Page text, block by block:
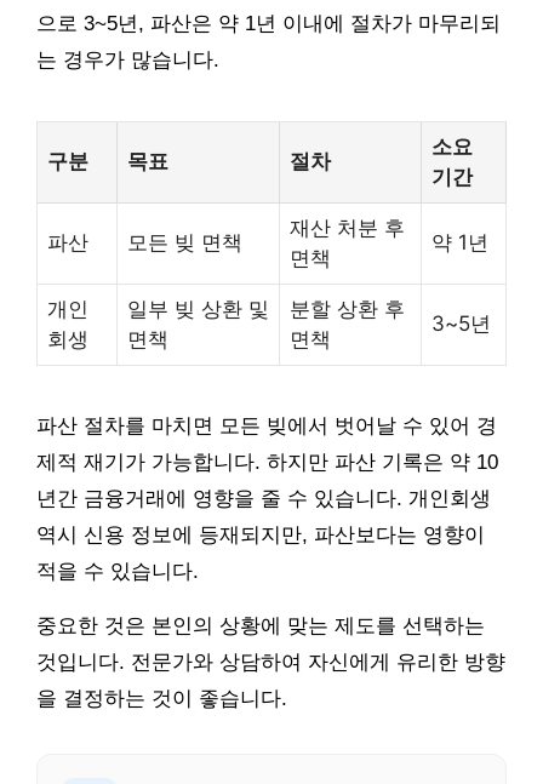
으로 3~5년, 파산은 약 1년 이내에 절차가 마무리되
는 경우가 많습니다.
구분 목표 절차
소요
기간
파산 모든 빚 면책
재산 처분 후
면책
약 1년
개인
회생
일부 빚 상환 및
면책
분할 상환 후
면책
3~5년
파산 절차를 마치면 모든 빚에서 벗어날 수 있어 경
제적 재기가 가능합니다. 하지만 파산 기록은 약 10
년간 금융거래에 영향을 줄 수 있습니다. 개인회생
역시 신용 정보에 등재되지만, 파산보다는 영향이
적을 수 있습니다.
중요한 것은 본인의 상황에 맞는 제도를 선택하는
것입니다. 전문가와 상담하여 자신에게 유리한 방향
을 결정하는 것이 좋습니다.